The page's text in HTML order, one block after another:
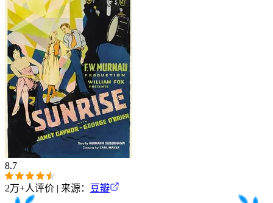
8.7
2万+人评价 | 来源： 豆瓣